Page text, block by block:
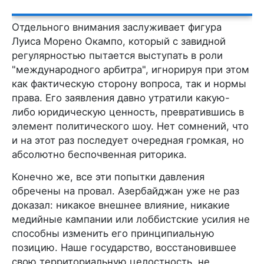
Отдельного внимания заслуживает фигура
Луиса Морено Окампо, который с завидной
регулярностью пытается выступать в роли
"международного арбитра", игнорируя при этом
как фактическую сторону вопроса, так и нормы
права. Его заявления давно утратили какую-
либо юридическую ценность, превратившись в
элемент политического шоу. Нет сомнений, что
и на этот раз последует очередная громкая, но
абсолютно беспочвенная риторика.
Конечно же, все эти попытки давления
обречены на провал. Азербайджан уже не раз
доказал: никакое внешнее влияние, никакие
медийные кампании или лоббистские усилия не
способны изменить его принципиальную
позицию. Наше государство, восстановившее
свою территориальную целостность, не